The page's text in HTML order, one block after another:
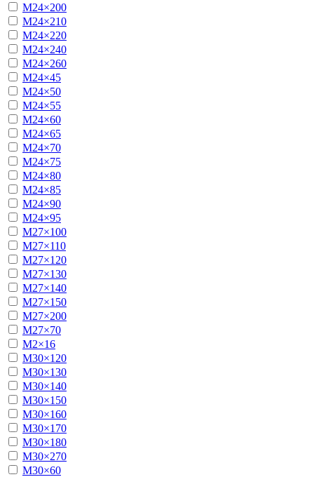
М24×200
М24×210
М24×220
М24×240
М24×260
М24×45
М24×50
М24×55
М24×60
М24×65
М24×70
М24×75
М24×80
М24×85
М24×90
М24×95
М27×100
М27×110
М27×120
М27×130
М27×140
М27×150
М27×200
М27×70
М2×16
М30×120
М30×130
М30×140
М30×150
М30×160
М30×170
М30×180
М30×270
М30×60